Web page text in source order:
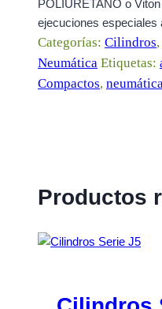
POLIURETANO o Viton
ejecuciones especiales
Categorías: Cilindros,
Neumática Etiquetas:
Compactos,
Productos